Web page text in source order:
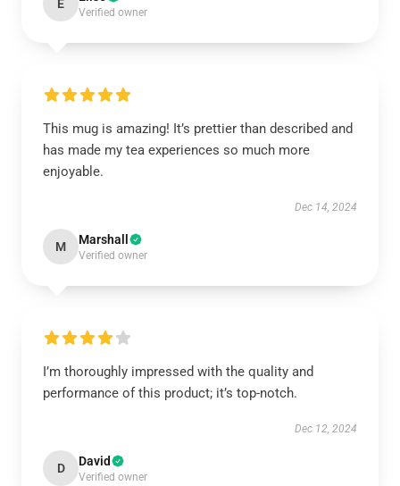
E
Verified owner
This mug is amazing! It’s prettier than described and
has made my tea experiences so much more
enjoyable.
Dec 14, 2024
M Marshall
Verified owner
I’m thoroughly impressed with the quality and
performance of this product; it’s top-notch.
Dec 12, 2024
D David
Verified owner